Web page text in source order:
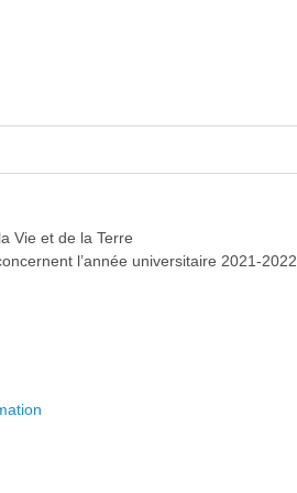
l
l
Vie et de la Terre
l’année universitaire 2021-2022